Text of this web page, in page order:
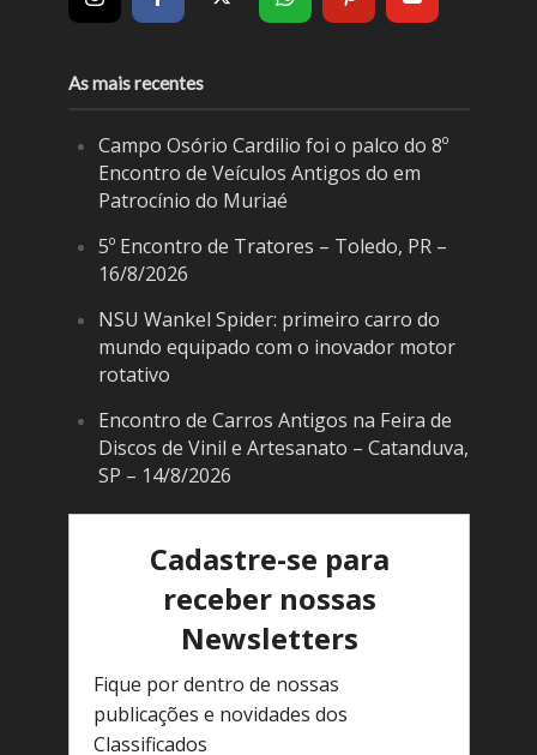
As mais recentes
Campo Osório Cardilio foi o palco do 8º
Encontro de Veículos Antigos do em
Patrocínio do Muriaé
5º Encontro de Tratores – Toledo, PR –
16/8/2026
NSU Wankel Spider: primeiro carro do
mundo equipado com o inovador motor
rotativo
Encontro de Carros Antigos na Feira de
Discos de Vinil e Artesanato – Catanduva,
SP – 14/8/2026